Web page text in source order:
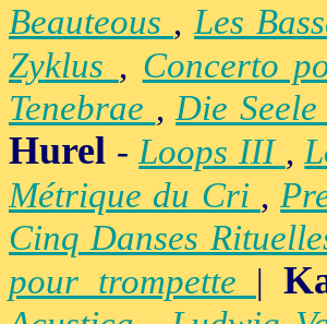
Beauteous ,Les
Zyklus , Concerto
Tenebrae ,Die
Hurel -Loops III ,
Métrique du Cri ,
Cinq Danses
pour trompette |